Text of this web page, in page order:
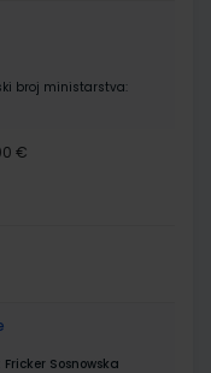
broj ministarstva:
€
Sosnowska